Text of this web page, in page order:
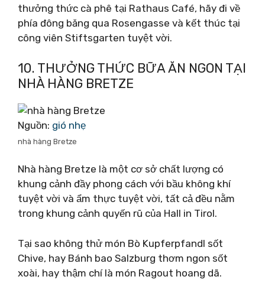
thưởng thức cà phê tại Rathaus Café, hãy đi về
phía đông băng qua Rosengasse và kết thúc tại
công viên Stiftsgarten tuyệt vời.
10. THƯỞNG THỨC BỮA ĂN NGON TẠI
NHÀ HÀNG BRETZE
Nguồn: gió nhẹ
nhà hàng Bretze
Nhà hàng Bretze là một cơ sở chất lượng có
khung cảnh đầy phong cách với bầu không khí
tuyệt vời và ẩm thực tuyệt vời, tất cả đều nằm
trong khung cảnh quyến rũ của Hall in Tirol.
Tại sao không thử món Bò Kupferpfandl sốt
Chive, hay Bánh bao Salzburg thơm ngon sốt
xoài, hay thậm chí là món Ragout hoang dã.